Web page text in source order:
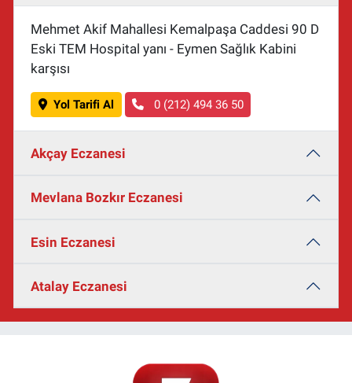
Mehmet Akif Mahallesi Kemalpaşa Caddesi 90 D
Eski TEM Hospital yanı - Eymen Sağlık Kabini
karşısı
Yol Tarifi Al 0 (212) 494 36 50
Akçay Eczanesi
Mevlana Bozkır Eczanesi
Esin Eczanesi
Atalay Eczanesi